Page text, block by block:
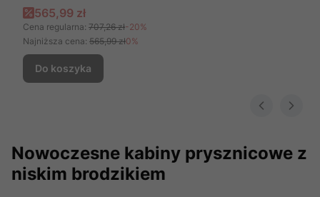
Cena promocyjna
565,99 zł
Cena regularna: 707,26 zł-20%
Najniższa cena: 565,99 zł0%
Do koszyka
Nowoczesne kabiny prysznicowe z
niskim brodzikiem